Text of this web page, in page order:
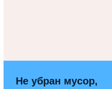
Не убран мусор,